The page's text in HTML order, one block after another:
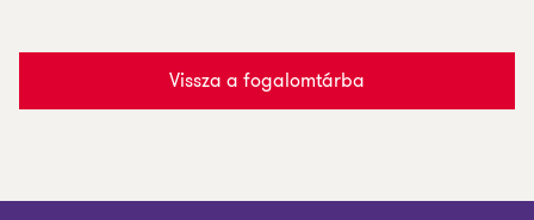
Vissza a fogalomtárba